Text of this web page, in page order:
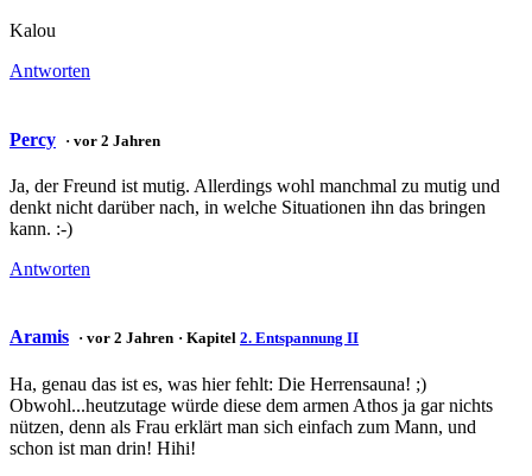
Kalou
Antworten
Percy · vor 2 Jahren
Ja, der Freund ist mutig. Allerdings wohl manchmal zu mutig und
denkt nicht darüber nach, in welche Situationen ihn das bringen
kann. :-)
Antworten
Aramis · vor 2 Jahren · Kapitel 2. Entspannung II
Ha, genau das ist es, was hier fehlt: Die Herrensauna! ;)
Obwohl...heutzutage würde diese dem armen Athos ja gar nichts
nützen, denn als Frau erklärt man sich einfach zum Mann, und
schon ist man drin! Hihi!